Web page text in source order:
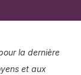
la dernière
et aux